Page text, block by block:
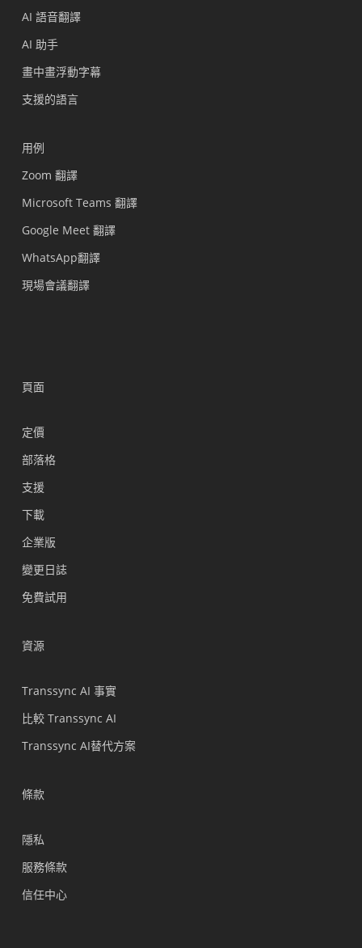
AI 語音翻譯
AI 助手
畫中畫浮動字幕
支援的語言
用例
Zoom 翻譯
Microsoft Teams 翻譯
Google Meet 翻譯
WhatsApp翻譯
現場會議翻譯
頁面
定價
部落格
支援
下載
企業版
變更日誌
免費試用
資源
Transsync AI 事實
比較 Transsync AI
Transsync AI替代方案
條款
隱私
服務條款
信任中心